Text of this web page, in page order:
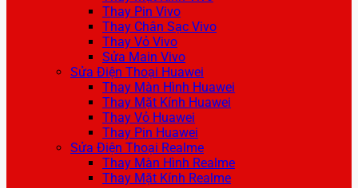
Thay Pin Vivo
Thay Chân Sạc Vivo
Thay Vỏ Vivo
Sửa Main Vivo
Sửa Điện Thoại Huawei
Thay Màn Hình Huawei
Thay Mặt Kính Huawei
Thay Vỏ Huawei
Thay Pin Huawei
Sửa Điện Thoại Realme
Thay Màn Hình Realme
Thay Mặt Kính Realme